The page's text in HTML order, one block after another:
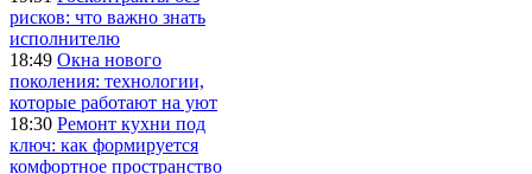
рисков: что важно знать
исполнителю
18:49 Окна нового
поколения: технологии,
которые работают на уют
18:30 Ремонт кухни под
ключ: как формируется
комфортное пространство